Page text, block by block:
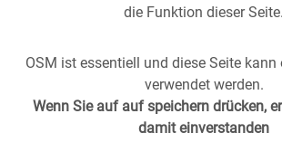
die Funktion dieser Seite.
OSM ist essentiell und diese Seite kann
verwendet werden.
Wenn Sie auf auf speichern drücken,
damit einverstanden